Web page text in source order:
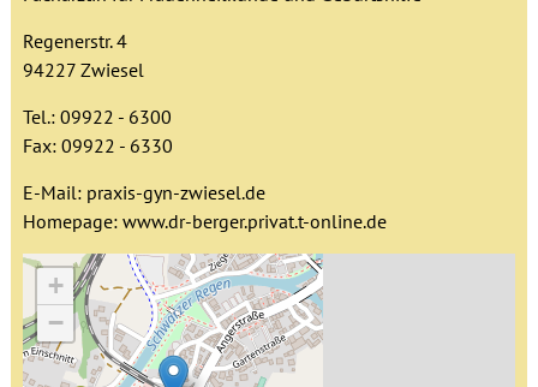
Regenerstr. 4
94227 Zwiesel
Tel.: 09922 - 6300
Fax: 09922 - 6330
E-Mail: praxis-gyn-zwiesel.de
Homepage: www.dr-berger.privat.t-online.de
+
−